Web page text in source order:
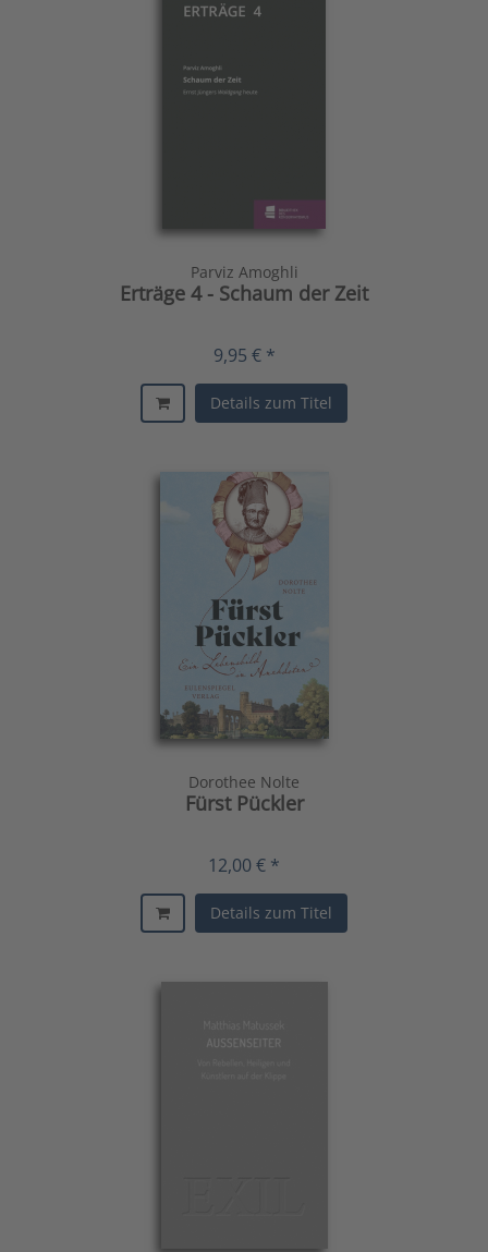
Parviz Amoghli
Erträge 4 - Schaum der Zeit
9,95 € *
Details zum Titel
Dorothee Nolte
Fürst Pückler
12,00 € *
Details zum Titel